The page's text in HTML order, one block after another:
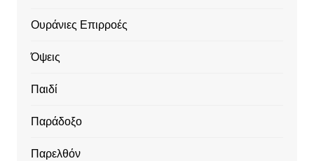
Ουράνιες Επιρροές
Όψεις
Παιδί
Παράδοξο
Παρελθόν